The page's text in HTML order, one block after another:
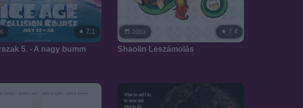
7.1
5. - A nagy bumm
2003 7.4
Shaolin Leszámolás